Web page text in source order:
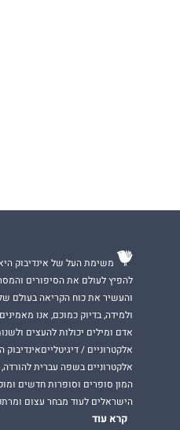
משימת העל של אינדיבוק
להפיץ לעולם את הסיפורים
והעשיר את כוח הקריאה בעולם
ולמידה, בדיוק כמוכם, אנו
אדם ומילים יכולות להעצים
אלקטרוניים /
אלקטרוניים בשפה עברית
המון סופרים וסופרות חדשים
הישראלים לעוד מבחר עצום
קרא עוד